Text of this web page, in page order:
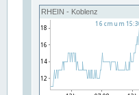
RHEIN - Koblenz